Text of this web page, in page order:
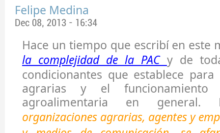
Felipe Medina
Dec 08, 2013 - 16:34
Hace un tiempo que escribí en este
la complejidad de la PAC y de
condicionantes que establece
agrarias y el
agroalimentaria en
organizaciones agrarias, agentes y